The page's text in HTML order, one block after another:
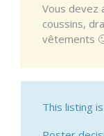
Vous devez
coussins,
vêtements
This listing